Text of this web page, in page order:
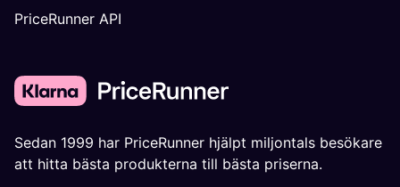
PriceRunner API
Sedan 1999 har PriceRunner hjälpt miljontals besökare
att hitta bästa produkterna till bästa priserna.